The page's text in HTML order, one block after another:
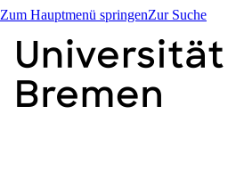
Zum Hauptmenü springenZur Suche